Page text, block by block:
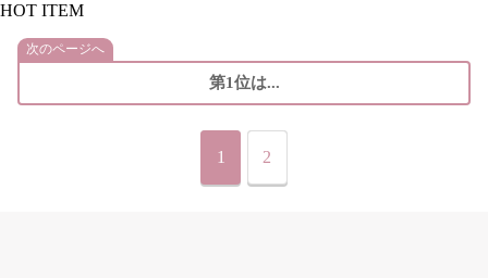
HOT ITEM
次のページへ
第1位は...
1 2